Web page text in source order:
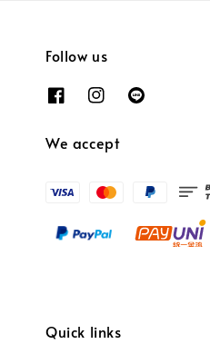
Follow us
We accept
Quick links